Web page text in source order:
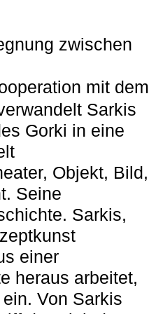
zwischen
mit dem
Sarkis
Gorki in eine
Objekt, Bild,
Seine
Sarkis,
einer
heraus arbeitet,
Von Sarkis